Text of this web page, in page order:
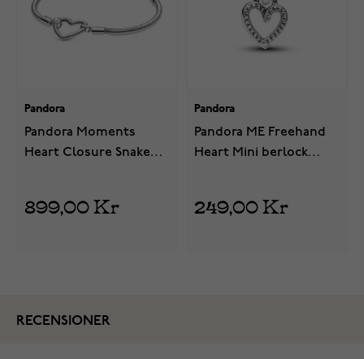
Pandora
Pandora Moments
Heart Closure Snake
899,00 Kr
Pandora
Pandora ME Freehand
Heart Mini berlock
249,00 Kr
RECENSIONER